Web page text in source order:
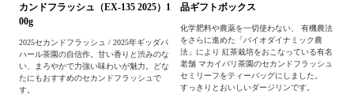
カンドフラッシュ（EX-135 2025）1
00g
2025セカンドフラッシュ / 2025年ギッダパ
ハール茶園の自信作。甘い香りと渋みのな
い、まろやかで力強い味わいが魅力。どな
たにもおすすめのセカンドフラッシュで
す。
品ギフトボックス
化学肥料や農薬を一切使わない、 有機農法
をさらに進めた「バイオダイナミック農
法」により 紅茶栽培をおこなっている有名
老舗 マカイバリ茶園のセカンドフラッシュ
セミリーフをティーバッグにしました。
すっきりとおいしいダージリンです。